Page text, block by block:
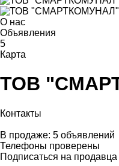
О нас
Объявления
5
Карта
ТОВ
Контакты
В продаже: 5 объявлений
Телефоны проверены
Подписаться на продавца